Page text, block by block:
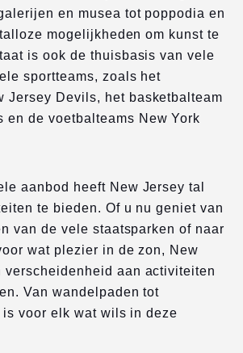
en musea tot poppodia en
mogelijkheden om kunst te
is ook de thuisbasis van vele
sportteams, zoals het
Jersey Devils, het basketbalteam
en de voetbalteams New York
aanbod heeft New Jersey tal
te bieden. Of u nu geniet van
van de vele staatsparken of naar
wat plezier in de zon, New
verscheidenheid aan activiteiten
Van wandelpaden tot
voor elk wat wils in deze